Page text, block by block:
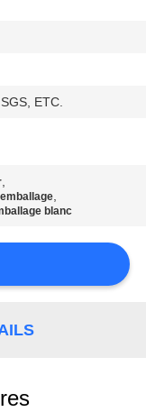
ETC.
,
,
blanc